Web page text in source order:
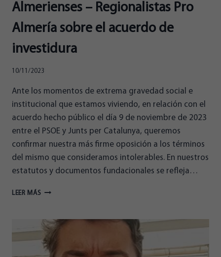
Almerienses – Regionalistas Pro
Almería sobre el acuerdo de
investidura
10/11/2023
Ante los momentos de extrema gravedad social e
institucional que estamos viviendo, en relación con el
acuerdo hecho público el día 9 de noviembre de 2023
entre el PSOE y Junts per Catalunya, queremos
confirmar nuestra más firme oposición a los términos
del mismo que consideramos intolerables. En nuestros
estatutos y documentos fundacionales se refleja…
LEER MÁS COMUNICADO
ALMERIENSES
REGIONALISTAS
PRO